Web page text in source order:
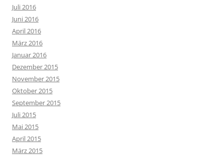
Juli 2016
Juni 2016
April 2016
März 2016
Januar 2016
Dezember 2015
November 2015
Oktober 2015
September 2015
Juli 2015
Mai 2015
April 2015
März 2015